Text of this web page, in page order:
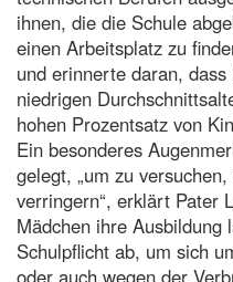
ihnen, die die Schule
einen Arbeitsplatz zu
und erinnerte daran,
niedrigen
hohen Prozentsatz von
Ein besonderes
gelegt, „um zu
verringern“, erklärt Pater
Mädchen ihre Ausbildung
Schulpflicht ab, um sich
oder auch wegen der